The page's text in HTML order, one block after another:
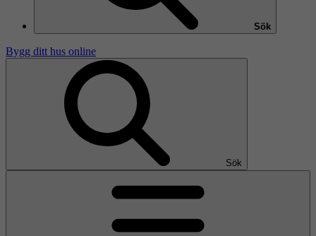
Sök
Bygg ditt hus online
Sök